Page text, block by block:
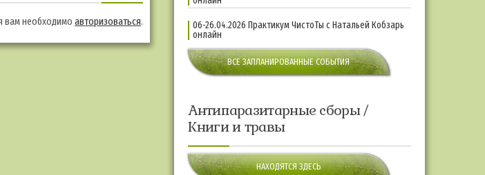
вам необходимоавторизоваться.
06-26.04.2026 Практикум ЧистоТы с Натальей Кобзарь
онлайн
ВСЕ ЗАПЛАНИРОВАННЫЕ СОБЫТИЯ
Антипаразитарные сборы /
Книги и травы
НАХОДЯТСЯ ЗДЕСЬ